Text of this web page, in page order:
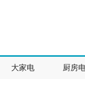
大家电 厨房